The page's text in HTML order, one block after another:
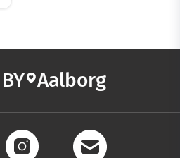
Aalborg